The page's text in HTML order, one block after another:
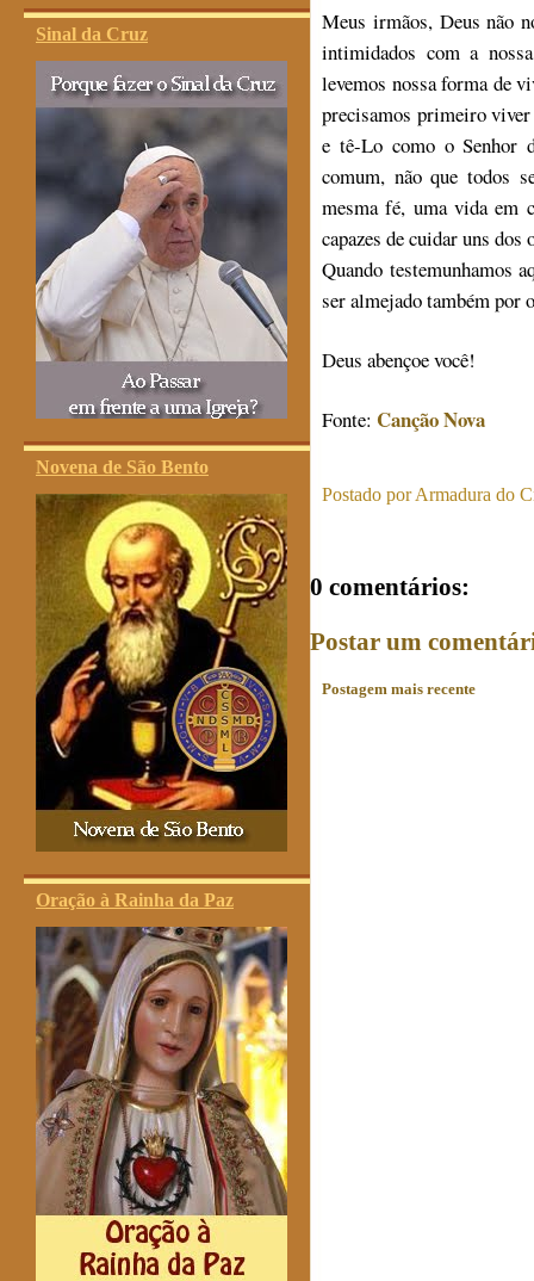
Sinal da Cruz
Novena de São Bento
Oração à Rainha da Paz
Meus irmãos, Deus não
intimidados com a
levemos nossa forma de
precisamos primeiro
e tê-Lo como o Senhor
comum, não que todos
mesma fé, uma vida em
capazes de cuidar uns dos
Quando testemunhamos
ser almejado também por
Deus abençoe você!
Fonte: Canção Nova
Postado porArmadura do
0 comentários:
Postar um
Postagem mais recente